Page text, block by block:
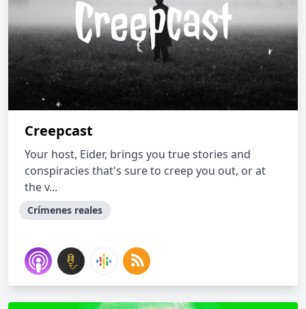
Creepcast
Your host, Eider, brings you true stories and
conspiracies that's sure to creep you out, or at
the v...
Crímenes reales